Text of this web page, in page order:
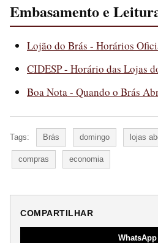
Embasamento e
Lojão do Brás - Horários
CIDESP - Horário das Lojas
Boa Nota - Quando o Brás
Tags: Brás domingo lojas
compras economia
COMPARTILHAR
WhatsApp